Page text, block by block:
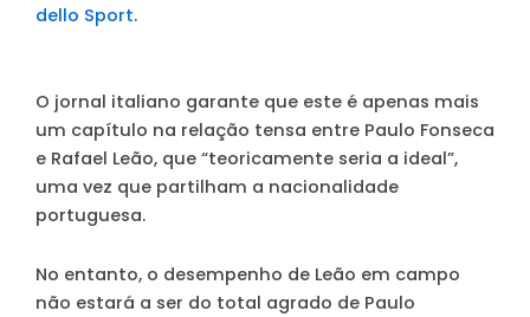
dello Sport.
O jornal italiano garante que este é apenas mais
um capítulo na relação tensa entre Paulo Fonseca
e Rafael Leão, que “teoricamente seria a ideal”,
uma vez que partilham a nacionalidade
portuguesa.
No entanto, o desempenho de Leão em campo
não estará a ser do total agrado de Paulo